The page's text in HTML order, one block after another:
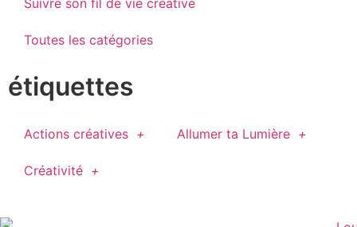
Suivre son fil de vie créative
Toutes les catégories
étiquettes
Actions créatives Allumer ta Lumière
Créativité